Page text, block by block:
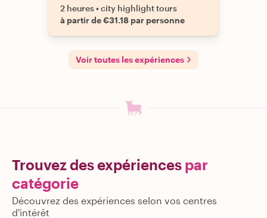
2 heures•city highlight tours
à partir de €31.18 par personne
Voir toutes les expériences
Trouvez des expériences par
catégorie
Découvrez des expériences selon vos centres
d'intérêt